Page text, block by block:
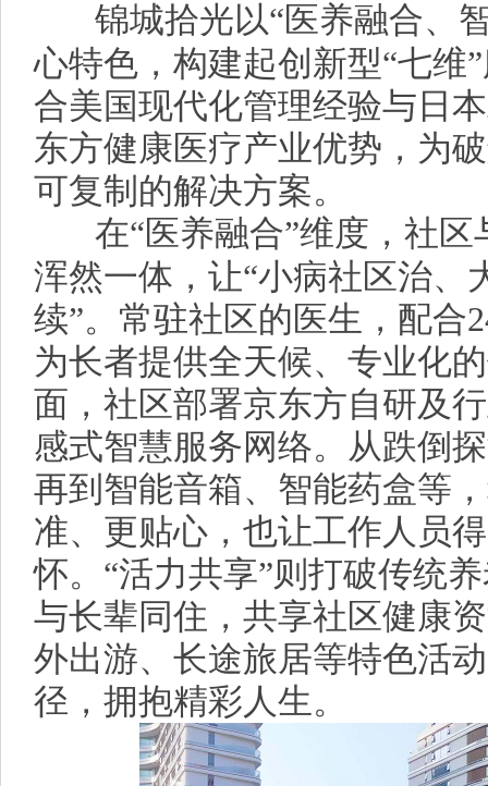
锦城拾光以“医养融合、
心特色，构建起创新型“七维
合美国现代化管理经验与日
东方健康医疗产业优势，为
可复制的解决方案。
在“医养融合”维度，社
浑然一体，让“小病社区治、
续”。常驻社区的医生，配合
为长者提供全天候、专业化
面，社区部署京东方自研及
感式智慧服务网络。从跌倒
再到智能音箱、智能药盒等
准、更贴心，也让工作人员
怀。“活力共享”则打破传统
与长辈同住，共享社区健康
外出游、长途旅居等特色活
径，拥抱精彩人生。